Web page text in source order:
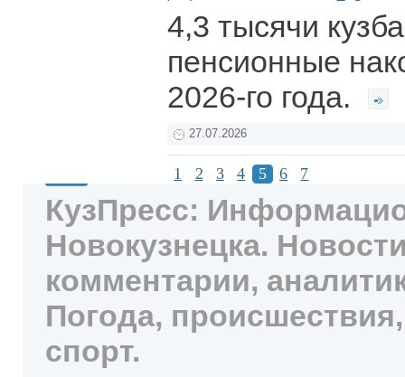
4,3 тысячи
пенсионные
2026-го года.
27.07.2026
1 2 3 4 5 6 7
КузПресс:
Новокузнецка.
комментарии,
Погода,
спорт.